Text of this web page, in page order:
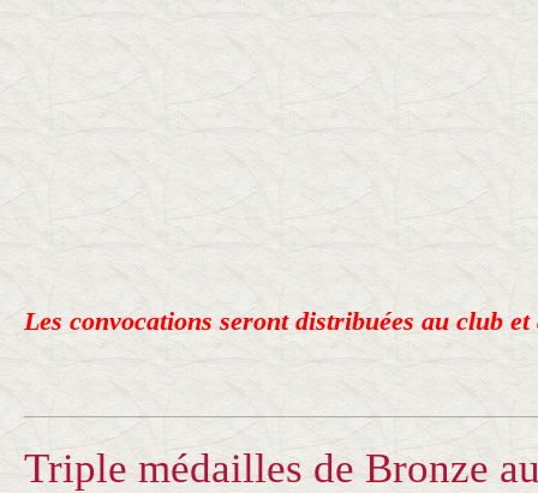
Les convocations seront distribuées au club
Triple médailles de Bronze